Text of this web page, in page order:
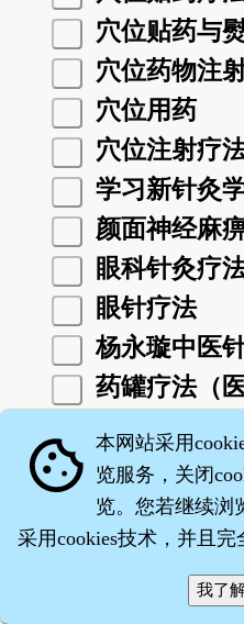
穴位贴药与
穴位药物注
穴位用药
穴位注射疗
学习新针灸
颜面神经麻
眼科针灸疗
眼针疗法
杨永璇中医
药罐疗法（
医技便巧针
彝医针刺疗
英汉实用中
学）
于书庄针灸
cookie 本网站采用
览服务，关闭
览。您若继续浏
采用cookies技术，并且